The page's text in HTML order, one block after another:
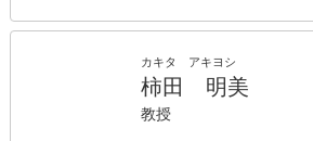
カキタ アキヨシ
柿田 明美
教授